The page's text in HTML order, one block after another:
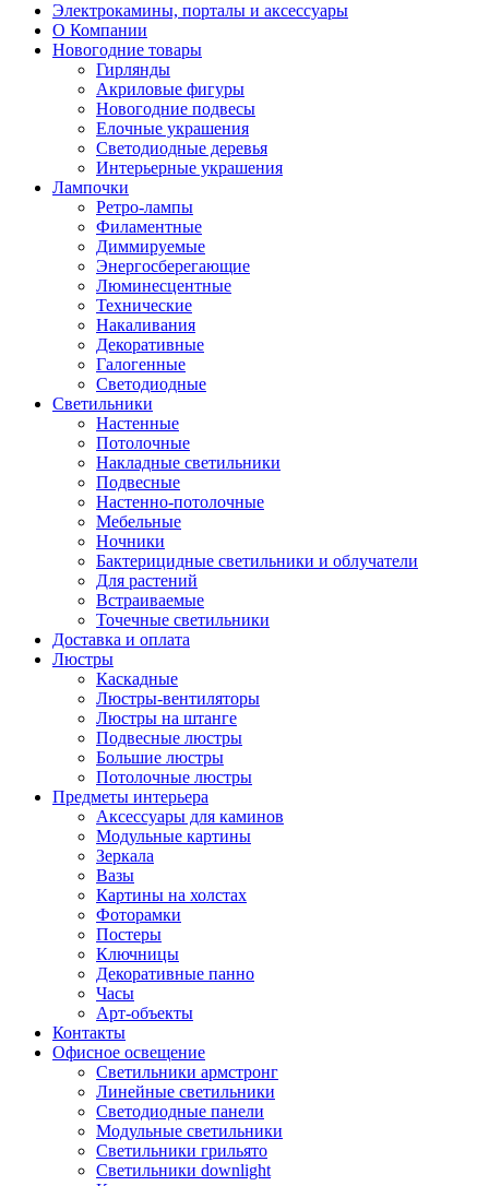
Электрокамины, порталы и аксессуары
О Компании
Новогодние товары
Гирлянды
Акриловые фигуры
Новогодние подвесы
Елочные украшения
Светодиодные деревья
Интерьерные украшения
Лампочки
Ретро-лампы
Филаментные
Диммируемые
Энергосберегающие
Люминесцентные
Технические
Накаливания
Декоративные
Галогенные
Светодиодные
Светильники
Настенные
Потолочные
Накладные светильники
Подвесные
Настенно-потолочные
Мебельные
Ночники
Бактерицидные светильники и облучатели
Для растений
Встраиваемые
Точечные светильники
Доставка и оплата
Люстры
Каскадные
Люстры-вентиляторы
Люстры на штанге
Подвесные люстры
Большие люстры
Потолочные люстры
Предметы интерьера
Аксессуары для каминов
Модульные картины
Зеркала
Вазы
Картины на холстах
Фоторамки
Постеры
Ключницы
Декоративные панно
Часы
Арт-объекты
Контакты
Офисное освещение
Светильники армстронг
Линейные светильники
Светодиодные панели
Модульные светильники
Светильники грильято
Светильники downlight